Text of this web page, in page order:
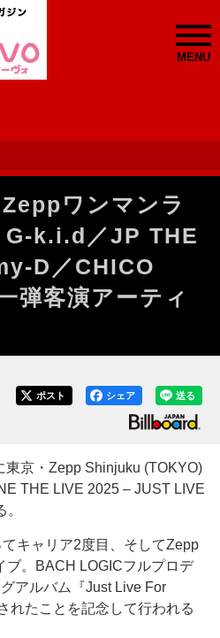
MENU
ワンマンラ
k.i.d／JP THE
D／CHICO
弾客演アーティ
送る
シェア
ポスト
京・Zepp Shinjuku (TOKYO)
THE LIVE 2025 – JUST LIVE
キャリア2度目、そしてZepp
ブ。BACH LOGICフルプロデ
アルバム『Just Live For
れたことを記念して行われる